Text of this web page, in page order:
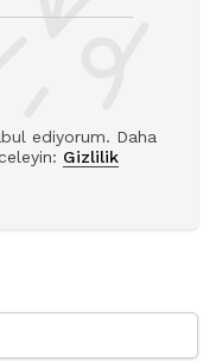
ediyorum. Daha
Gizlilik